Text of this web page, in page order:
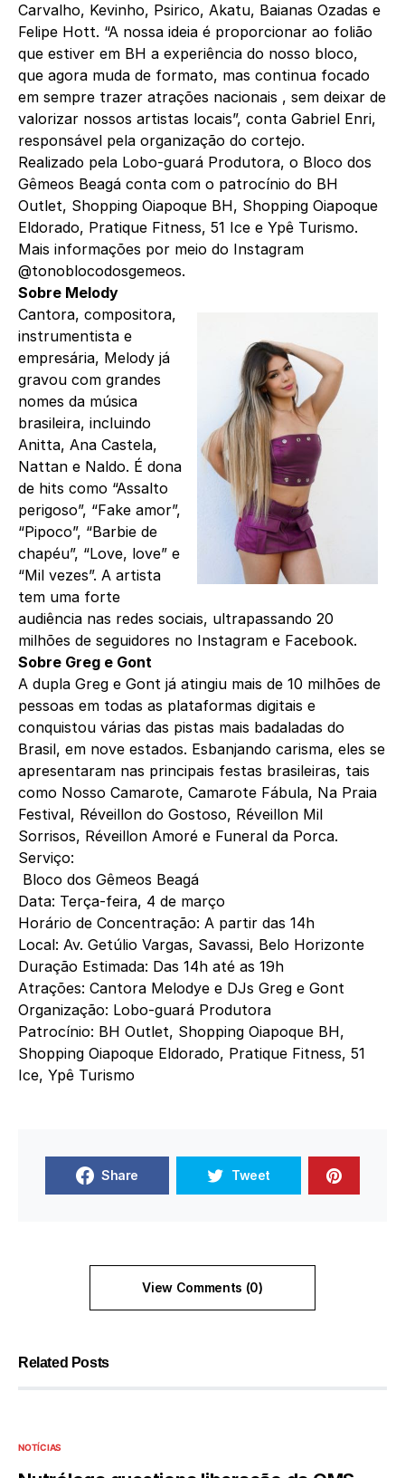
Carvalho, Kevinho, Psirico, Akatu, Baianas Ozadas e
Felipe Hott. “A nossa ideia é proporcionar ao folião
que estiver em BH a experiência do nosso bloco,
que agora muda de formato, mas continua focado
em sempre trazer atrações nacionais , sem deixar de
valorizar nossos artistas locais”, conta Gabriel Enri,
responsável pela organização do cortejo.
Realizado pela Lobo-guará Produtora, o Bloco dos
Gêmeos Beagá conta com o patrocínio do BH
Outlet, Shopping Oiapoque BH, Shopping Oiapoque
Eldorado, Pratique Fitness, 51 Ice e Ypê Turismo.
Mais informações por meio do Instagram
@tonoblocodosgemeos.
Sobre Melody
Cantora, compositora,
instrumentista e
empresária, Melody já
gravou com grandes
nomes da música
brasileira, incluindo
Anitta, Ana Castela,
Nattan e Naldo. É dona
de hits como “Assalto
perigoso”, “Fake amor”,
“Pipoco”, “Barbie de
chapéu”, “Love, love” e
“Mil vezes”. A artista
tem uma forte
audiência nas redes sociais, ultrapassando 20
milhões de seguidores no Instagram e Facebook.
Sobre Greg e Gont
A dupla Greg e Gont já atingiu mais de 10 milhões de
pessoas em todas as plataformas digitais e
conquistou várias das pistas mais badaladas do
Brasil, em nove estados. Esbanjando carisma, eles se
apresentaram nas principais festas brasileiras, tais
como Nosso Camarote, Camarote Fábula, Na Praia
Festival, Réveillon do Gostoso, Réveillon Mil
Sorrisos, Réveillon Amoré e Funeral da Porca.
Serviço:
Bloco dos Gêmeos Beagá
Data: Terça-feira, 4 de março
Horário de Concentração: A partir das 14h
Local: Av. Getúlio Vargas, Savassi, Belo Horizonte
Duração Estimada: Das 14h até as 19h
Atrações: Cantora Melodye e DJs Greg e Gont
Organização: Lobo-guará Produtora
Patrocínio: BH Outlet, Shopping Oiapoque BH,
Shopping Oiapoque Eldorado, Pratique Fitness, 51
Ice, Ypê Turismo
Share Tweet
View Comments (0)
Related Posts
NOTÍCIAS